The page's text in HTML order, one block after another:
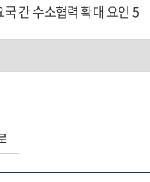
간 수소협력 확대 요인 5
증가에 따른 도입처 확보의
점 9
차